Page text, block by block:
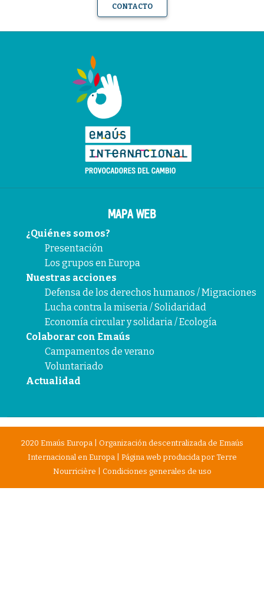
CONTACTO
MAPA WEB
¿Quiénes somos?
Presentación
Los grupos en Europa
Nuestras acciones
Defensa de los derechos humanos / Migraciones
Lucha contra la miseria / Solidaridad
Economía circular y solidaria / Ecología
Colaborar con Emaús
Campamentos de verano
Voluntariado
Actualidad
2020 Emaús Europa | Organización descentralizada de Emaús
Internacional en Europa | Página web producida por Terre
Nourricière
Condiciones generales de uso